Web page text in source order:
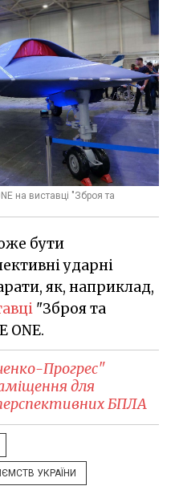
на виставці "Зброя та
бути
ударні
як, наприклад,
"Зброя та
ONE.
Прогрес"
для
БПЛА
УКРАЇНИ